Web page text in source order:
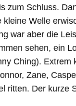
zum Schluss.
kleine Welle
war aber die
sehen, ein
Ching). Extrem
Zane,
ritten. Der kurze